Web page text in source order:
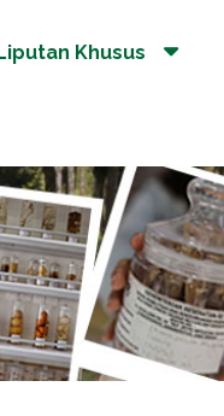
Khusus